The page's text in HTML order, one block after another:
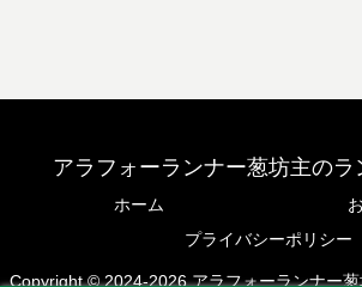
アラフォーランナー葱坊主のラ
ホーム
プライバシーポリシー
Copyright © 2024-2026 アラフォーランナー